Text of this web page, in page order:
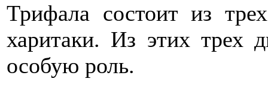
Трифала состоит из
харитаки. Из этих трех
особую роль.